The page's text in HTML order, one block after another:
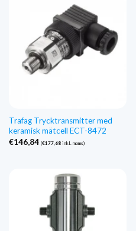
Trafag Trycktransmitter med
keramisk mätcell ECT-8472
€146,84 (€177,68inkl. moms)